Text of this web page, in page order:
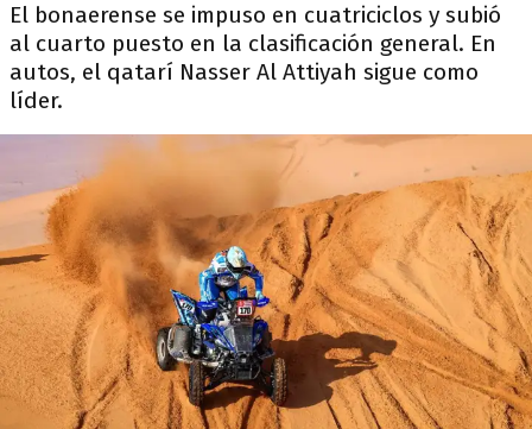
El bonaerense se impuso en cuatriciclos y subió
al cuarto puesto en la clasificación general. En
autos, el qatarí Nasser Al Attiyah sigue como
líder.